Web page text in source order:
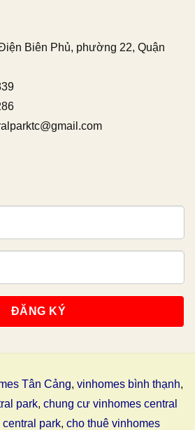
Biên Phủ, phường 22, Quận
Tân Cảng, vinhomes bình thạnh,
park, chung cư vinhomes central
park, cho thuê vinhomes